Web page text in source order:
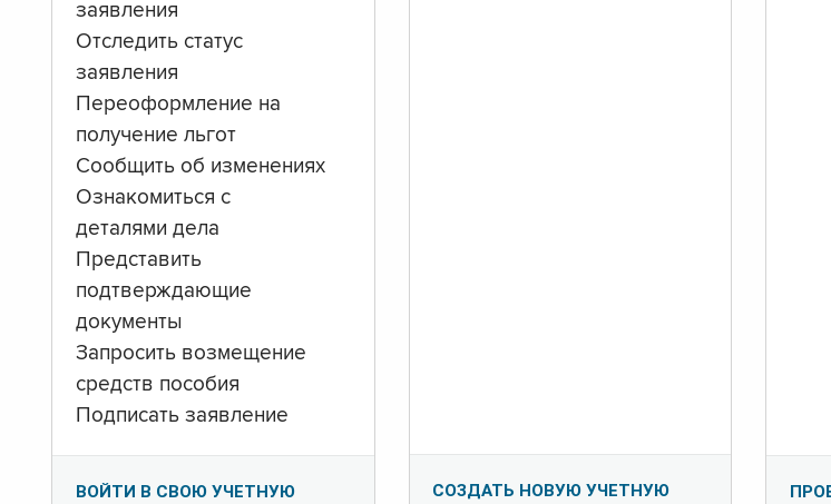
заявления
Отследить статус
заявления
Переоформление на
получение льгот
Сообщить об изменениях
Ознакомиться с
деталями дела
Представить
подтверждающие
документы
Запросить возмещение
средств пособия
Подписать заявление
ВОЙТИ В СВОЮ УЧЕТНУЮ
СОЗДАТЬ НОВУЮ УЧЕТНУЮ